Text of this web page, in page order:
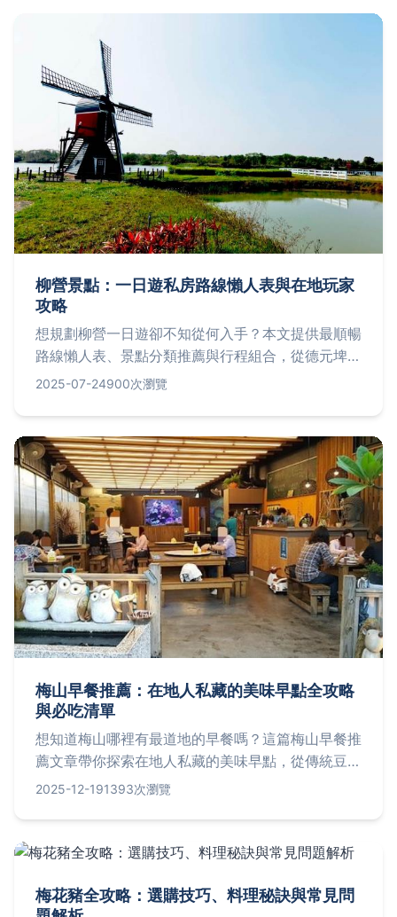
柳營景點：一日遊私房路線懶人表與在地玩家
攻略
想規劃柳營一日遊卻不知從何入手？本文提供最順暢
路線懶人表、景點分類推薦與行程組合，從德元埤荷
蘭村到柳營運動靶場，還有在地玩家才知道的小撇步
Q&A解答所有疑難雜症，輕鬆玩轉柳營各大熱點！
2025-07-24900次瀏覽
梅山早餐推薦：在地人私藏的美味早點全攻略
與必吃清單
想知道梅山哪裡有最道地的早餐嗎？這篇梅山早餐推
薦文章帶你探索在地人私藏的美味早點，從傳統豆漿
燒餅到創意輕食，完整解析梅山早餐的特色、排行
2025-12-191393次瀏覽
梅花豬全攻略：選購技巧、料理秘訣與常見問